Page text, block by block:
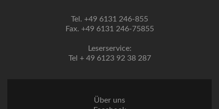
Tel. +49 6131 246-855
Fax. +49 6131 246-75855
Leserservice:
Tel + 49 6123 92 38 287
Über uns